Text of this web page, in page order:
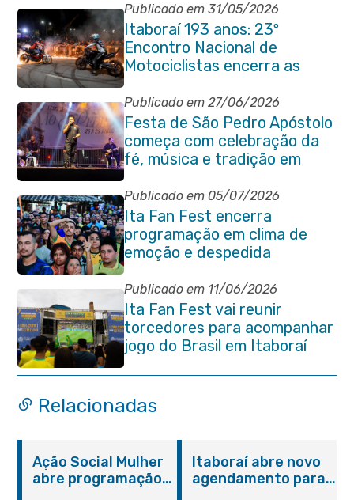
Publicado em 31/05/2026
Itaboraí 193 anos: 23º
Encontro Nacional de
Motociclistas encerra as
comemorações do
aniversário da cidade
Publicado em 27/06/2026
Festa de São Pedro Apóstolo
começa com celebração da
fé, música e tradição em
Venda das Pedras
Publicado em 05/07/2026
Ita Fan Fest encerra
programação em clima de
emoção e despedida
Publicado em 11/06/2026
Ita Fan Fest vai reunir
torcedores para acompanhar
jogo do Brasil em Itaboraí
Relacionadas
Ação Social Mulher
abre programação
Itaboraí abre novo
agendamento para